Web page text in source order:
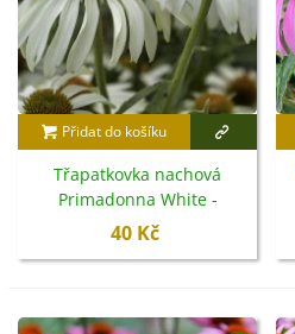
Přidat do košíku
Třapatkovka nachová
Primadonna White -
Echinacea purpurea -
40 Kč